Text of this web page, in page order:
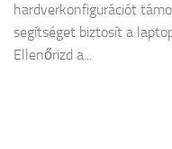
hardverkonfigurációt
segítséget biztosít a
Ellenőrizd a...